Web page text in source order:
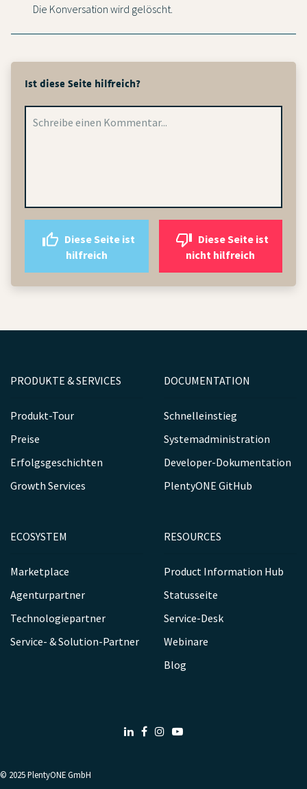
Die Konversation wird gelöscht.
Ist diese Seite hilfreich?
hilfreich
nicht hilfreich
PRODUKTE & SERVICES
Produkt-Tour
Preise
Erfolgsgeschichten
Growth Services
DOCUMENTATION
Schnelleinstieg
Systemadministration
Developer-Dokumentation
PlentyONE GitHub
ECOSYSTEM
Marketplace
Agenturpartner
Technologiepartner
Service- & Solution-Partner
RESOURCES
Product Information Hub
Statusseite
Service-Desk
Webinare
Blog
LinkedIn
FacebookInstagram
© 2025PlentyONE GmbH